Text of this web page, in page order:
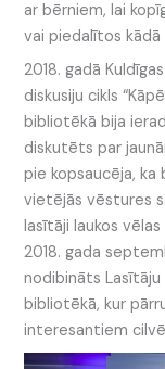
ar bērniem, lai
vai piedalītos kādā
2018. gadā
diskusiju cikls
bibliotēkā bija
diskutēts par
pie kopsaucēja,
vietējās vēstures
lasītāji laukos
2018. gada
nodibināts Lasītāju
bibliotēkā, kur
interesantiem